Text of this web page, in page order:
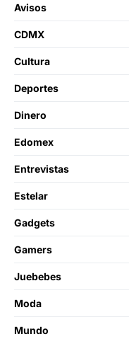
Avisos
CDMX
Cultura
Deportes
Dinero
Edomex
Entrevistas
Estelar
Gadgets
Gamers
Juebebes
Moda
Mundo